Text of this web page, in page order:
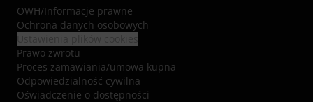
OWH/Informacje prawne
Ochrona danych osobowych
Prawo zwrotu
Proces zamawiania/umowa kupna
Odpowiedzialność cywilna
Oświadczenie o dostępności